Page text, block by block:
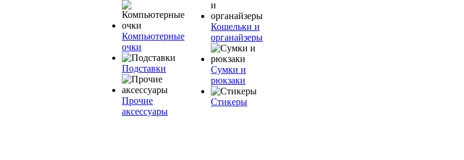
Компьютерные
очки
Подставки
Прочие
аксессуары
Кошельки и
органайзеры
Сумки и
рюкзаки
Стикеры